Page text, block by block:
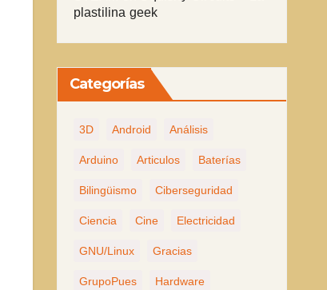
plastilina geek
Categorías
3D Android Análisis
Arduino Articulos Baterías
Bilingüismo Ciberseguridad
Ciencia Cine Electricidad
GNU/Linux Gracias
GrupoPues Hardware